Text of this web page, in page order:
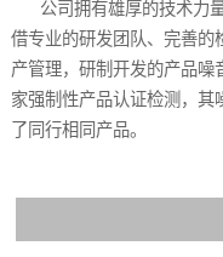
公司拥有雄厚的技术力量
借专业的研发团队、完善的
产管理，研制开发的产品噪
家强制性产品认证检测，其
了同行相同产品。